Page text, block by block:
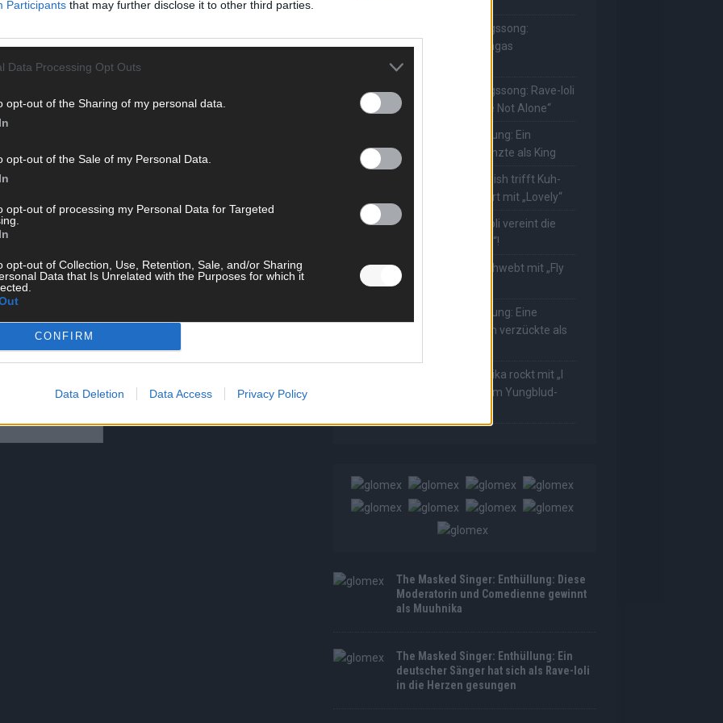
Participants that may further disclose it to other third parties.
Data Processing Opt Outs
opt-out of the Sharing of my personal data.
opt-out of the Sale of my Personal Data.
opt-out of processing my Personal Data for Targeted
opt-out of Collection, Use, Retention, Sale, and/or Sharing
Data that Is Unrelated with the Purposes for which it
CONFIRM
Data Deletion Data Access Privacy Policy
mit und teile deine Perspektive. Mit * gekennzeichnete
(Vor- und Nachname) und eine gültige E-Mail-
Kommentar kurz. Beiträge, die unsere
Hetze, Spam oder Werbung werden nicht
The Masked Singer: Lieblingssong:
Muuhnika kehrt mit Lady Gagas
„Abracadabra“ zurück
The Masked Singer: Lieblingssong: Rave-Ioli
berührt erneut mit „You Are Not Alone“
The Masked Singer: Enthüllung: Ein
deutscher Schauspieler glänzte als King
The Masked Singer: Billie Eilish trifft Kuh-
Power! Muuhnika verzaubert mit „Lovely“
The Masked Singer: Rave-Ioli vereint die
Welt mit „We Are The World“!
The Masked Singer: King schwebt mit „Fly
Me To The Moon“!
The Masked Singer: Enthüllung: Eine
österreichische Moderatorin verzückte als
The Masked Singer: Muuhnika rockt mit „I
Was Made For Loving You“ im Yungblud-
The Masked Singer: Enthüllung: Diese
Moderatorin und Comedienne gewinnt
als Muuhnika
The Masked Singer: Enthüllung: Ein
deutscher Sänger hat sich als Rave-Ioli
in die Herzen gesungen